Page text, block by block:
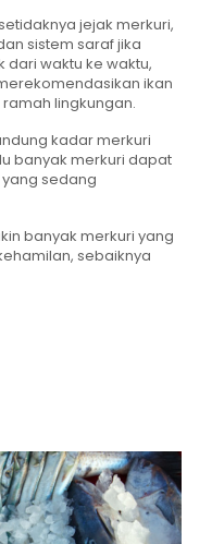
jejak merkuri,
sistem saraf jika
waktu ke waktu,
ikan
lingkungan.
kadar merkuri
banyak merkuri dapat
sedang
banyak merkuri yang
sebaiknya